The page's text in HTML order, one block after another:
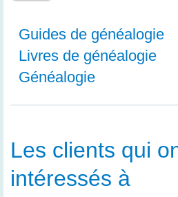
Guides de généalogie
Livres de généalogie
Généalogie
Les clients qui
intéressés à